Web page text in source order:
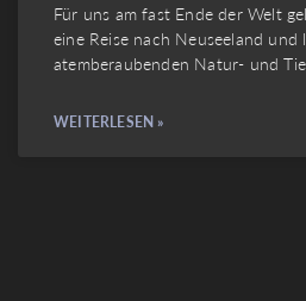
Für uns am fast Ende der Welt
eine Reise nach Neuseeland
atemberaubenden Natur- und
WEITERLESEN »